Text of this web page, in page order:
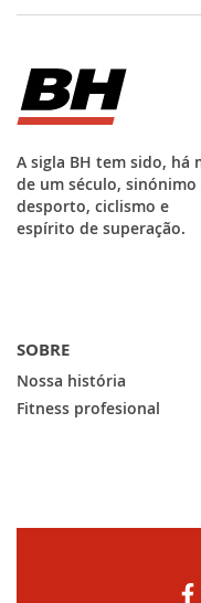
A sigla BH tem sido, há
de um século, sinónimo
desporto, ciclismo e
espírito de superação.
SOBRE
Nossa história
Fitness profesional